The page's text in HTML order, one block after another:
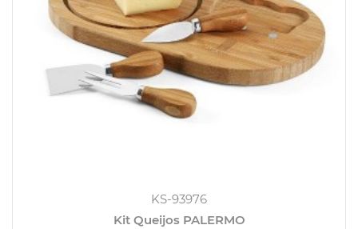
KS-93976
Kit Queijos PALERMO